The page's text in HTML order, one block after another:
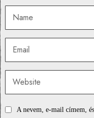
A nevem, e-mail címem,